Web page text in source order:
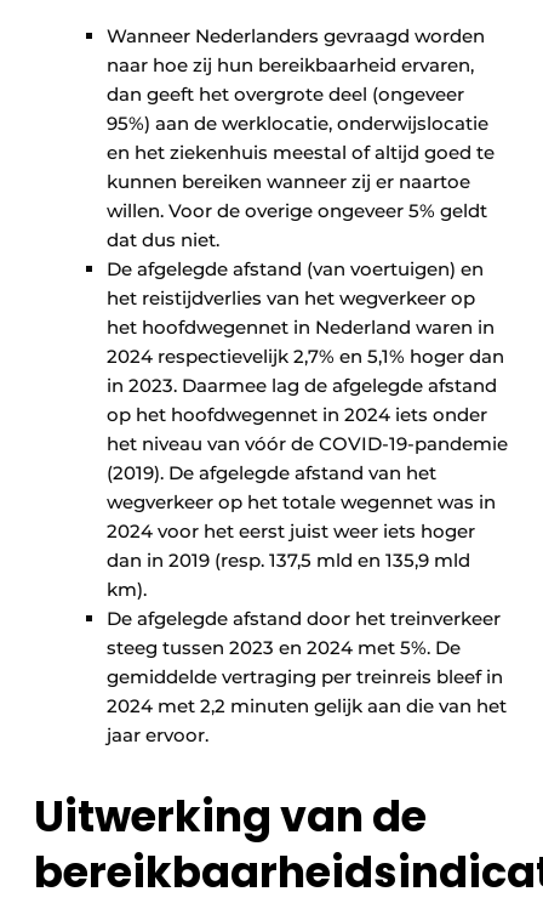
Wanneer Nederlanders gevraagd worden
naar hoe zij hun bereikbaarheid ervaren,
dan geeft het overgrote deel (ongeveer
95%) aan de werklocatie, onderwijslocatie
en het ziekenhuis meestal of altijd goed te
kunnen bereiken wanneer zij er naartoe
willen. Voor de overige ongeveer 5% geldt
dat dus niet.
De afgelegde afstand (van voertuigen) en
het reistijdverlies van het wegverkeer op
het hoofdwegennet in Nederland waren in
2024 respectievelijk 2,7% en 5,1% hoger dan
in 2023. Daarmee lag de afgelegde afstand
op het hoofdwegennet in 2024 iets onder
het niveau van vóór de COVID-19-pandemie
(2019). De afgelegde afstand van het
wegverkeer op het totale wegennet was in
2024 voor het eerst juist weer iets hoger
dan in 2019 (resp. 137,5 mld en 135,9 mld
km).
De afgelegde afstand door het treinverkeer
steeg tussen 2023 en 2024 met 5%. De
gemiddelde vertraging per treinreis bleef in
2024 met 2,2 minuten gelijk aan die van het
jaar ervoor.
Uitwerking van de